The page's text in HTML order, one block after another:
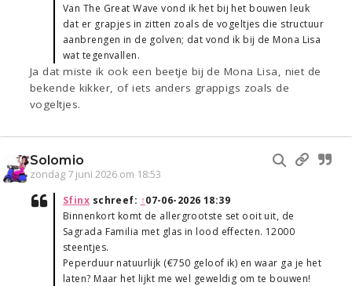
Van The Great Wave vond ik het bij het bouwen leuk
dat er grapjes in zitten zoals de vogeltjes die structuur
aanbrengen in de golven; dat vond ik bij de Mona Lisa
wat tegenvallen.
Ja dat miste ik ook een beetje bij de Mona Lisa, niet de
bekende kikker, of iets anders grappigs zoals de
vogeltjes.
Solomio
zondag 7 juni 2026 om 18:53
Sfinx schreef: ↑07-06-2026 18:39
Binnenkort komt de allergrootste set ooit uit, de
Sagrada Familia met glas in lood effecten. 12000
steentjes.
Peperduur natuurlijk (€750 geloof ik) en waar ga je het
laten? Maar het lijkt me wel geweldig om te bouwen!